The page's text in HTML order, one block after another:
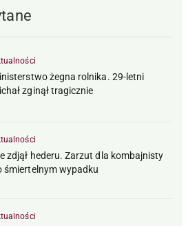
żegna rolnika. 29-letni
zginął tragicznie
zdjął hederu. Zarzut dla kombajnisty
śmiertelnym wypadku